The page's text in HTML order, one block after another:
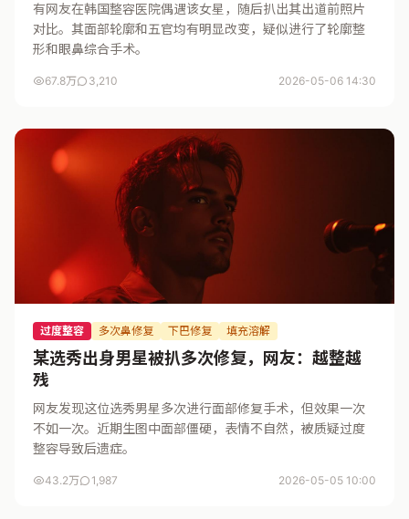
有网友在韩国整容医院偶遇该女星，随后扒出其出道前照片
对比。其面部轮廓和五官均有明显改变，疑似进行了轮廓整
形和眼鼻综合手术。
67.8万 3,210 2026-05-06 14:30
过度整容 多次鼻修复 下巴修复 填充溶解
某选秀出身男星被扒多次修复，网友：越整越
残
网友发现这位选秀男星多次进行面部修复手术，但效果一次
不如一次。近期生图中面部僵硬，表情不自然，被质疑过度
整容导致后遗症。
43.2万 1,987 2026-05-05 10:00